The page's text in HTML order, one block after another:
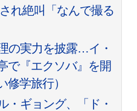
れ絶叫「なんで撮る
の実力を披露…イ・
で『エクソバ』を開
修学旅行）
・ギョング、「ド・